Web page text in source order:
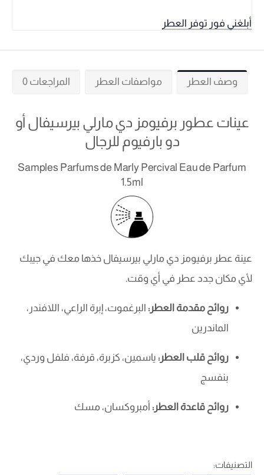
أبلغني فور توفر العطر
وصف العطر مواصفات العطر المراجعات 0
عينات عطور برفيومز دي مارلي بيرسيفال أو
دو بارفيوم للرجال
Samples Parfums de Marly Percival Eau de Parfum
1.5ml
عينة عطر برفيومز دي مارلي بيرسيفال خذها معك في جيبك
لأي مكان جدد عطر في أي وقت.
روائح مقدمة العطر: البرغموت، إبرة الراعي، اللافندر،
الماندرين
روائح قلب العطر: ياسمين، كزبرة، قرفة، فلفل وردي،
بنفسج
روائح قاعدة العطر: أمبروكسان، مسك
التصنيفات: